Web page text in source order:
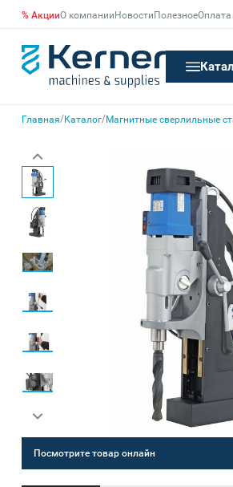
% АкцииО компанииНовостиПолезноеОплата
Главная/Каталог/Магнитные сверлильные
Посмотрите товар онлайн